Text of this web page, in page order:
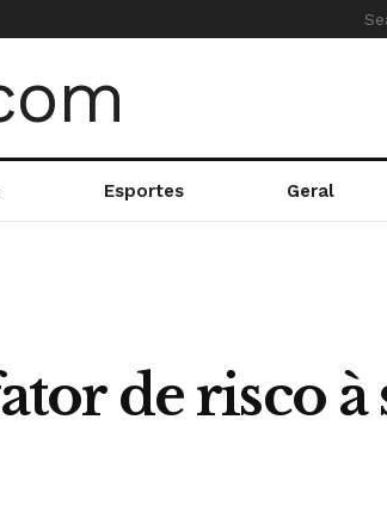
Esportes Geral
de risco à